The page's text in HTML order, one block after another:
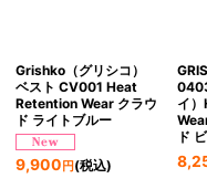
Grishko（グリシコ）
ベスト CV001 Heat
Retention Wear クラウ
ド ライトブルー
9,900 円 (税込)
イ
ド